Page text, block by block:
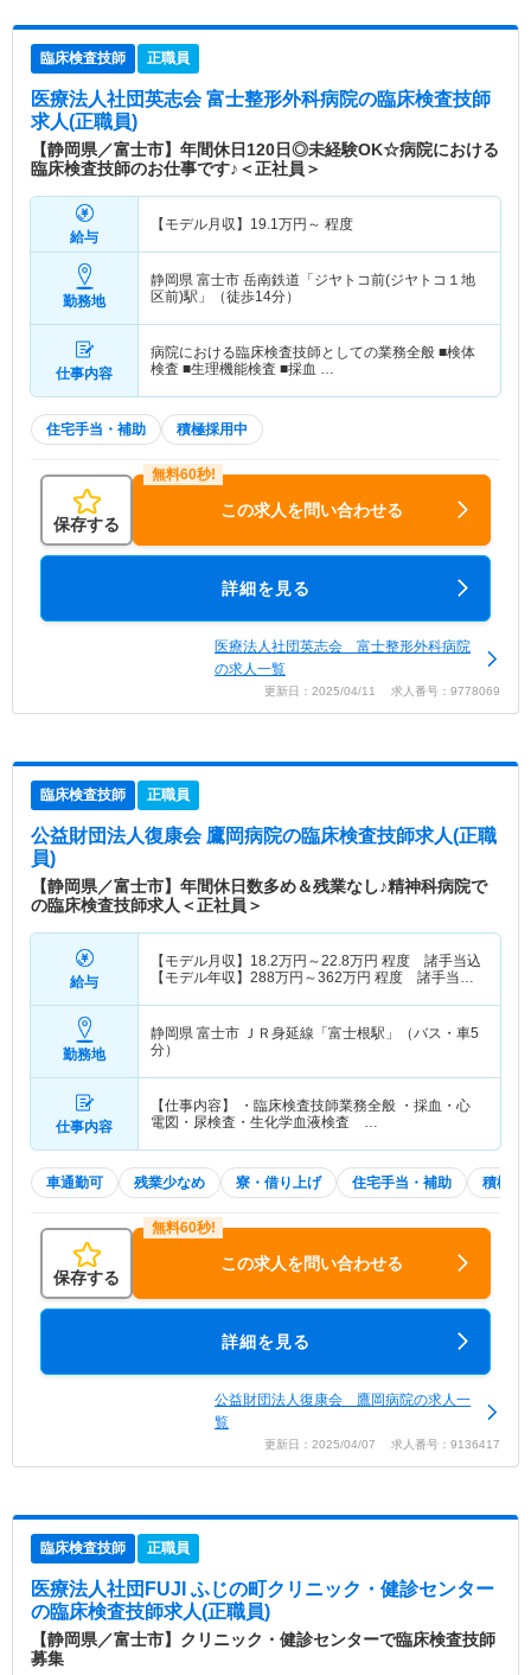
臨床検査技師 正職員
医療法人社団英志会 富士整形外科病院の臨床検査技師
求人(正職員)
【静岡県／富士市】年間休日120日◎未経験OK☆病院における
臨床検査技師のお仕事です♪＜正社員＞
給与
【モデル月収】 19.1万円～ 程度
勤務地
静岡県 富士市 岳南鉄道「ジヤトコ前(ジヤトコ１地
区前)駅」（徒歩14分）
仕事内容
病院における臨床検査技師としての業務全般 ■検体
検査 ■生理機能検査 ■採血 …
住宅手当・補助 積極採用中
保存する
この求人を問い合わせる
詳細を見る
医療法人社団英志会 富士整形外科病院
の求人一覧
更新日：2025/04/11 求人番号：9778069
臨床検査技師 正職員
公益財団法人復康会 鷹岡病院の臨床検査技師求人(正職
員)
【静岡県／富士市】年間休日数多め＆残業なし♪精神科病院で
の臨床検査技師求人＜正社員＞
給与
【モデル月収】 18.2万円～22.8万円 程度 諸手当込
【モデル年収】 288万円～362万円 程度 諸手当・
勤務地
静岡県 富士市 ＪＲ身延線「富士根駅」（バス・車5
分）
仕事内容
【仕事内容】 ・臨床検査技師業務全般 ・採血・心
電図・尿検査・生化学血液検査 …
車通勤可 残業少なめ 寮・借り上げ 住宅手当・補助 積極採
保存する
この求人を問い合わせる
詳細を見る
公益財団法人復康会 鷹岡病院の求人一
覧
更新日：2025/04/07 求人番号：9136417
臨床検査技師 正職員
医療法人社団FUJI ふじの町クリニック・健診センター
の臨床検査技師求人(正職員)
【静岡県／富士市】クリニック・健診センターで臨床検査技師
募集